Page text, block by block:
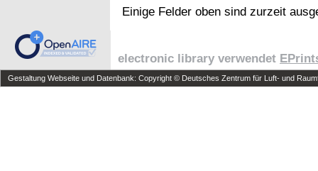
Einige Felder oben sind zurzeit
electronic library verwendet
Gestaltung Webseite und Datenbank: Copyright © Deutsches Zentrum für Luft- und